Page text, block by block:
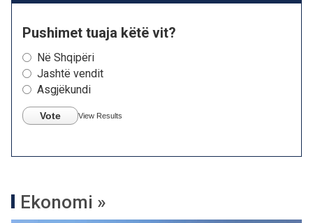
Pushimet tuaja këtë vit?
Në Shqipëri
Jashtë vendit
Asgjëkundi
Vote View Results
Ekonomi »